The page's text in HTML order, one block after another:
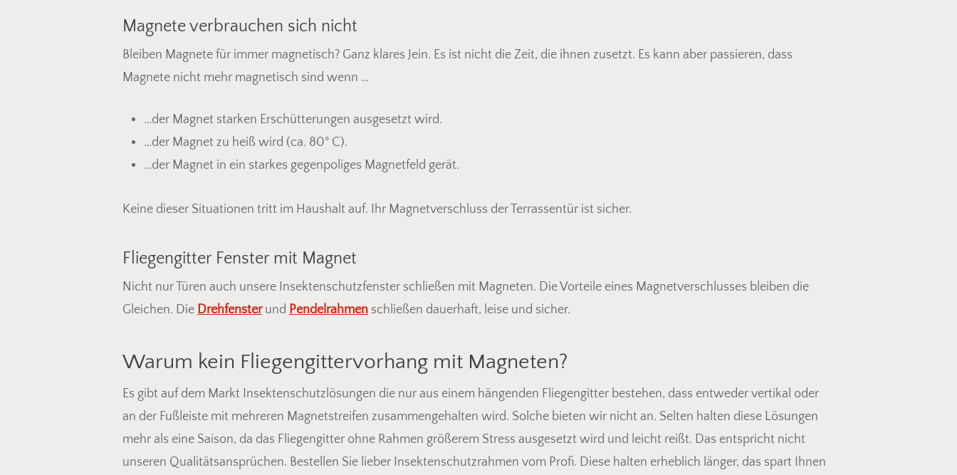
Magnete verbrauchen sich nicht
Bleiben Magnete für immer magnetisch? Ganz klares Jein. Es ist nicht die Zeit, die ihnen zusetzt. Es kann aber passieren, dass
Magnete nicht mehr magnetisch sind wenn …
…der Magnet starken Erschütterungen ausgesetzt wird.
…der Magnet zu heiß wird (ca. 80° C).
…der Magnet in ein starkes gegenpoliges Magnetfeld gerät.
Keine dieser Situationen tritt im Haushalt auf. Ihr Magnetverschluss der Terrassentür ist sicher.
Fliegengitter Fenster mit Magnet
Nicht nur Türen auch unsere Insektenschutzfenster schließen mit Magneten. Die Vorteile eines Magnetverschlusses bleiben die
Gleichen. Die Drehfensterund Pendelrahmen schließen dauerhaft, leise und sicher.
Warum kein Fliegengittervorhang mit Magneten?
Es gibt auf dem Markt Insektenschutzlösungen die nur aus einem hängenden Fliegengitter bestehen, dass entweder vertikal oder
an der Fußleiste mit mehreren Magnetstreifen zusammengehalten wird. Solche bieten wir nicht an. Selten halten diese Lösungen
mehr als eine Saison, da das Fliegengitter ohne Rahmen größerem Stress ausgesetzt wird und leicht reißt. Das entspricht nicht
unseren Qualitätsansprüchen. Bestellen Sie lieber Insektenschutzrahmen vom Profi. Diese halten erheblich länger, das spart Ihnen